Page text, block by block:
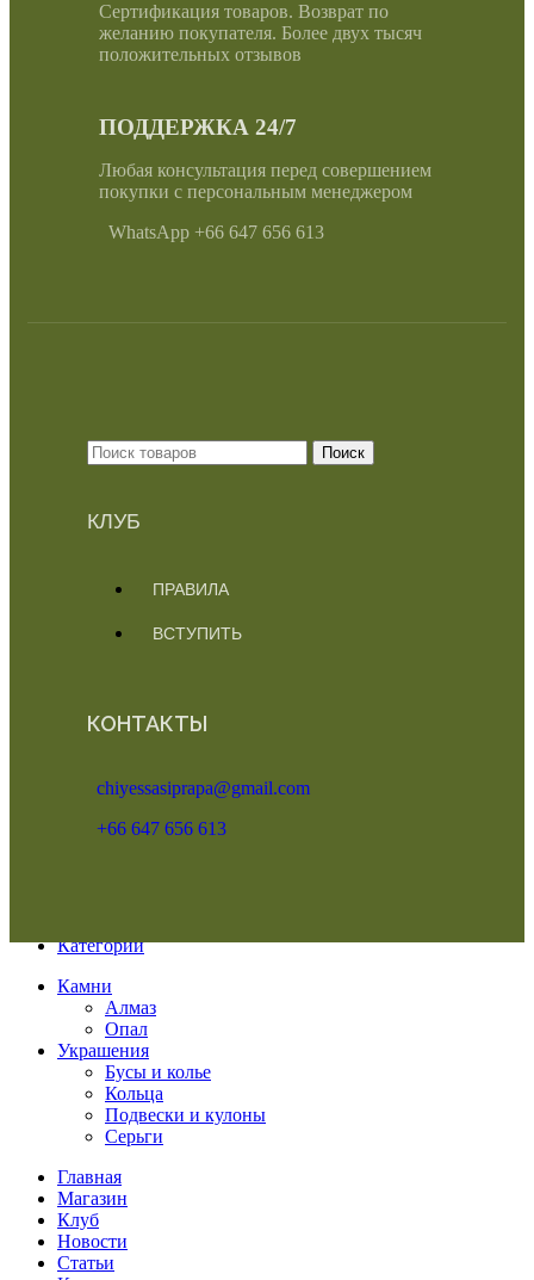
Сертификация товаров. Возврат по
желанию покупателя. Более двух тысяч
положительных отзывов
ПОДДЕРЖКА 24/7
Любая консультация перед совершением
покупки с персональным менеджером
WhatsApp +66 647 656 613
Поиск
КЛУБ
ПРАВИЛА
ВСТУПИТЬ
КОНТАКТЫ
chiyessasiprapa@gmail.com
+66 647 656 613
Категории
Камни
Алмаз
Опал
Украшения
Бусы и колье
Кольца
Подвески и кулоны
Серьги
Главная
Магазин
Клуб
Новости
Статьи